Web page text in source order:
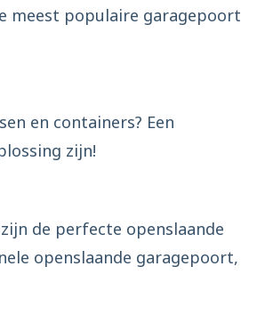
meest populaire garagepoort
en containers? Een
zijn!
de perfecte openslaande
openslaande garagepoort,